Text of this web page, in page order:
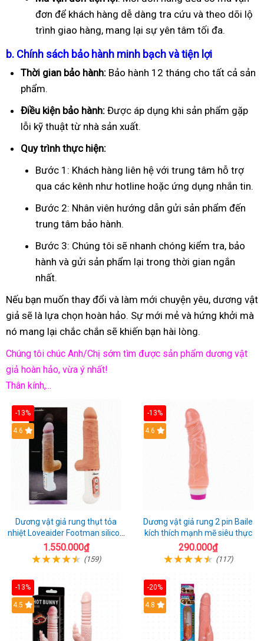
đơn để khách hàng dễ dàng tra cứu và theo dõi lộ
trình giao hàng, mang lại sự yên tâm tối đa.
b. Chính sách bảo hành minh bạch và tiện lợi
Thời gian bảo hành: Bảo hành 12 tháng cho tất cả sản
phẩm.
Điều kiện bảo hành: Được áp dụng khi sản phẩm gặp
lỗi kỹ thuật từ nhà sản xuất.
Quy trình thực hiện:
Bước 1: Khách hàng liên hệ với trung tâm hỗ trợ
qua các kênh như hotline hoặc ứng dụng nhắn tin.
Bước 2: Nhân viên hướng dẫn gửi sản phẩm đến
trung tâm bảo hành.
Bước 3: Chúng tôi sẽ nhanh chóng kiểm tra, bảo
hành và gửi sản phẩm lại trong thời gian ngắn
nhất.
Nếu bạn muốn thay đổi và làm mới chuyện yêu, dương vật
giả sẽ là lựa chọn hoàn hảo. Sự mới mẻ và hứng khởi mà
nó mang lại chắc chắn sẽ khiến bạn hài lòng.
Chúng tôi chúc Anh/Chị sớm tìm được sản phẩm dương vật
giả hoàn hảo, vừa ý nhất!
Thân kính,...
-13%
Hot
4.6
Dương vật giả rung thụt tỏa
nhiệt Loveaider Footman silicon
an toàn
1.550.000₫
(159)
-13%
Hot
4.6
Dương vật giả rung 2 pin Baile
kích thích mạnh mẽ siêu thực
290.000₫
(117)
-13%
Hot
4.5
-20%
Hot
4.8